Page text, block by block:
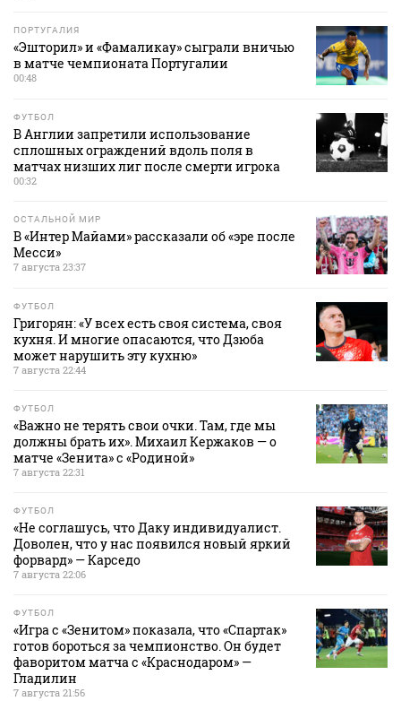
ПОРТУГАЛИЯ
«Эшторил» и «Фамаликау» сыграли вничью
в матче чемпионата Португалии
00:48
ФУТБОЛ
В Англии запретили использование
сплошных ограждений вдоль поля в
матчах низших лиг после смерти игрока
00:32
ОСТАЛЬНОЙ МИР
В «Интер Майами» рассказали об «эре после
Месси»
7 августа 23:37
ФУТБОЛ
Григорян: «У всех есть своя система, своя
кухня. И многие опасаются, что Дзюба
может нарушить эту кухню»
7 августа 22:44
ФУТБОЛ
«Важно не терять свои очки. Там, где мы
должны брать их». Михаил Кержаков — о
матче «Зенита» с «Родиной»
7 августа 22:31
ФУТБОЛ
«Не соглашусь, что Даку индивидуалист.
Доволен, что у нас появился новый яркий
форвард» — Карседо
7 августа 22:06
ФУТБОЛ
«Игра с «Зенитом» показала, что «Спартак»
готов бороться за чемпионство. Он будет
фаворитом матча с «Краснодаром» —
Гладилин
7 августа 21:56